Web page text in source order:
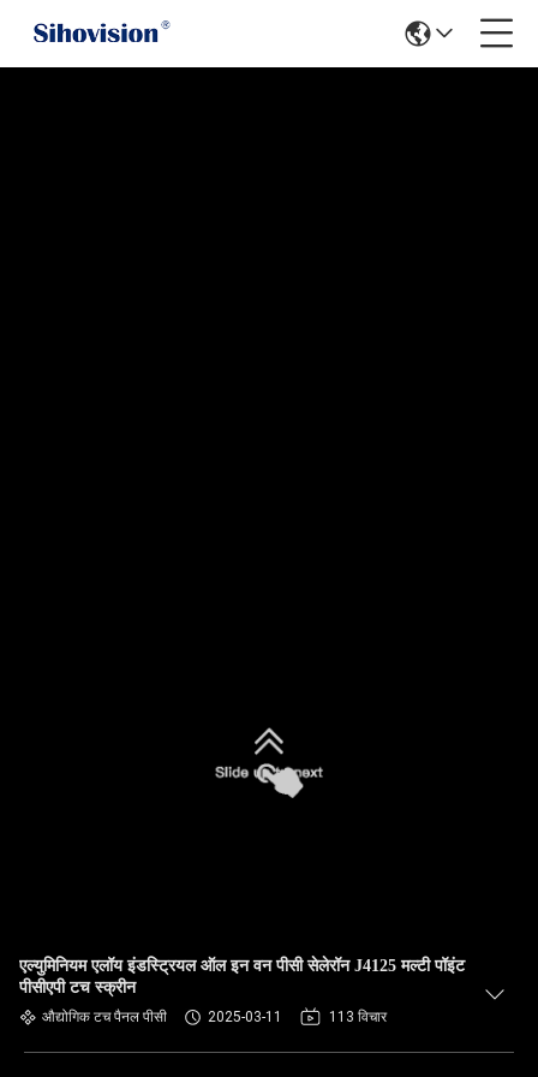
एल्युमिनियम एलॉय इंडस्ट्रियल ऑल इन वन पीसी सेलेरॉन J4125 मल्टी पॉइंट
पीसीएपी टच स्क्रीन
औद्योगिक टच पैनल पीसी 2025-03-11 113 विचार